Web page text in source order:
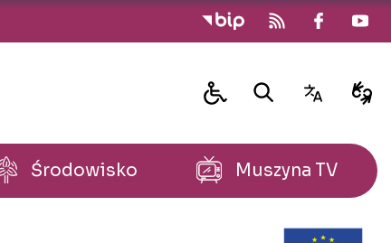
Środowisko Muszyna TV